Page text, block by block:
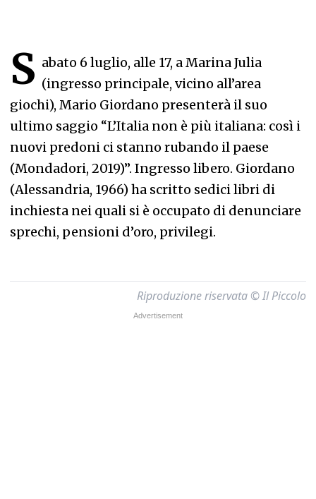
S abato 6 luglio, alle 17, a Marina Julia
(ingresso principale, vicino all’area
giochi), Mario Giordano presenterà il suo
ultimo saggio “L’Italia non è più italiana: così i
nuovi predoni ci stanno rubando il paese
(Mondadori, 2019)”. Ingresso libero. Giordano
(Alessandria, 1966) ha scritto sedici libri di
inchiesta nei quali si è occupato di denunciare
sprechi, pensioni d’oro, privilegi.
Riproduzione riservata © Il Piccolo